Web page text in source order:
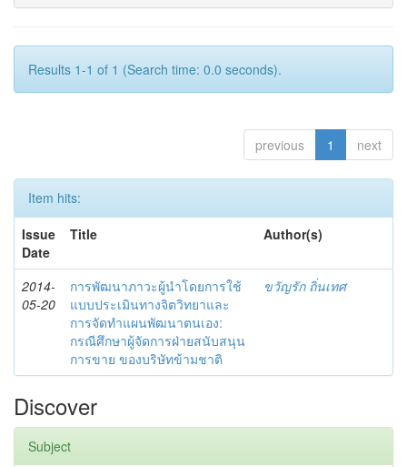
Results 1-1 of 1 (Search time: 0.0 seconds).
previous 1 next
Item hits:
Issue
Date
Title Author(s)
2014-
05-20
การพัฒนาภาวะผู้นำโดยการใช้
แบบประเมินทางจิตวิทยาและ
การจัดทำแผนพัฒนาตนเอง:
กรณีศึกษาผู้จัดการฝ่ายสนับสนุน
การขาย ของบริษัทข้ามชาติ
ขวัญรัก ถิ่นเทศ
Discover
Subject